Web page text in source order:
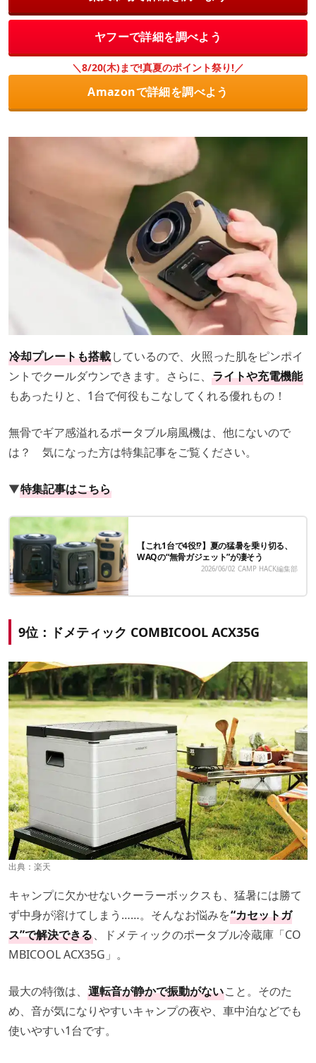
ヤフーで詳細を調べよう
＼8/20(木)まで!真夏のポイント祭り!／
Amazonで詳細を調べよう
冷却プレートも搭載しているので、火照った肌をピンポイ
ントでクールダウンできます。さらに、 ライトや充電機能
もあったりと、1台で何役もこなしてくれる優れもの！
無骨でギア感溢れるポータブル扇風機は、他にないので
は？ 気になった方は特集記事をご覧ください。
▼特集記事はこちら
【これ1台で4役!?】夏の猛暑を乗り切る、
WAQの“無骨ガジェット”が凄そう
2026/06/02 CAMP HACK編集部
9位：ドメティック COMBICOOL ACX35G
出典： 楽天
キャンプに欠かせないクーラーボックスも、猛暑には勝て
ず中身が溶けてしまう……。そんなお悩みを“カセットガ
ス”で解決できる、ドメティックのポータブル冷蔵庫「CO
MBICOOL ACX35G」。
最大の特徴は、 運転音が静かで振動がないこと。そのた
め、音が気になりやすいキャンプの夜や、車中泊などでも
使いやすい1台です。